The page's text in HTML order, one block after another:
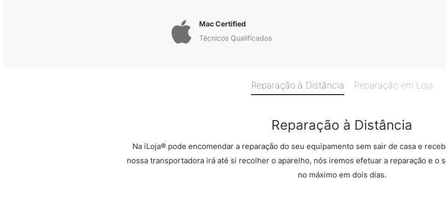
Mac Certified
Técnicos Qualificados
Reparação à Distância Reparação em Loja
Reparação à Distância
Na iLoja® pode encomendar a reparação do seu equipamento sem sair de casa e
nossa transportadora irá até si recolher o aparelho, nós iremos efetuar a reparação e o
no máximo em dois dias.